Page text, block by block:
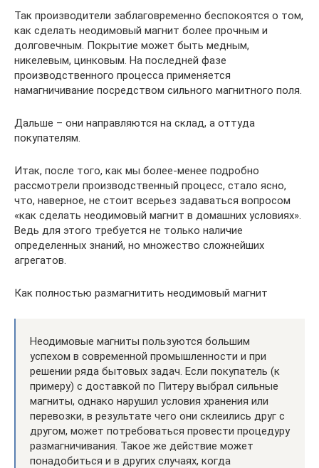
Так производители заблаговременно беспокоятся о том,
как сделать неодимовый магнит более прочным и
долговечным. Покрытие может быть медным,
никелевым, цинковым. На последней фазе
производственного процесса применяется
намагничивание посредством сильного магнитного поля.
Дальше – они направляются на склад, а оттуда
покупателям.
Итак, после того, как мы более-менее подробно
рассмотрели производственный процесс, стало ясно,
что, наверное, не стоит всерьез задаваться вопросом
«как сделать неодимовый магнит в домашних условиях».
Ведь для этого требуется не только наличие
определенных знаний, но множество сложнейших
агрегатов.
Как полностью размагнитить неодимовый магнит
Неодимовые магниты пользуются большим
успехом в современной промышленности и при
решении ряда бытовых задач. Если покупатель (к
примеру) с доставкой по Питеру выбрал сильные
магниты, однако нарушил условия хранения или
перевозки, в результате чего они склеились друг с
другом, может потребоваться провести процедуру
размагничивания. Такое же действие может
понадобиться и в других случаях, когда